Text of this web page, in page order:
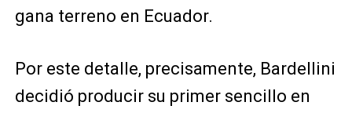
gana terreno en Ecuador.
Por este detalle, precisamente, Bardellini
decidió producir su primer sencillo en